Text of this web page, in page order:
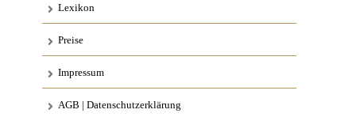
Lexikon
Preise
Impressum
AGB | Datenschutzerklärung